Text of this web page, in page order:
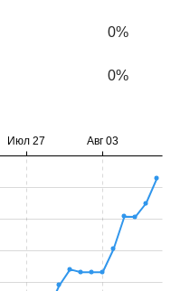
0%
0%
Июл 27 Авг 03